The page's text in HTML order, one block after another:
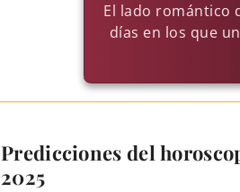
El lado romántico
días en los que
Predicciones del
2025